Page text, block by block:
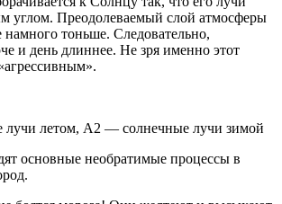
углом. Преодолеваемый слой атмосферы
намного тоньше. Следовательно,
и день длиннее. Не зря именно этот
летом, А2 — солнечные лучи зимой
основные необратимые процессы в